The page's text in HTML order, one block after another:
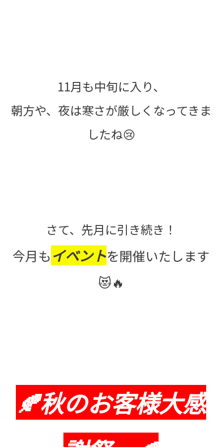
11月も中旬に入り、
朝方や、夜は寒さが厳しくなってきま
したね😢
さて、先月に引き続き！
今月も イベントを開催いたします
😻🔥
🍂秋のお客様大感